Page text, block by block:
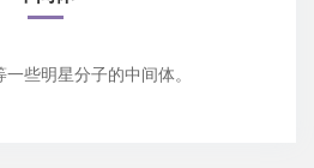
些明星分子的中间体。